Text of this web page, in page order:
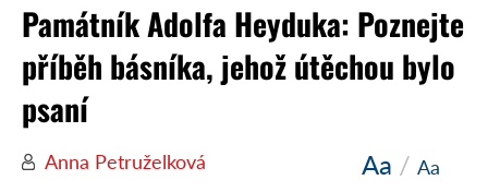
Památník Adolfa Heyduka: Poznejte
příběh básníka, jehož útěchou bylo
psaní
Anna Petruželková Aa / Aa